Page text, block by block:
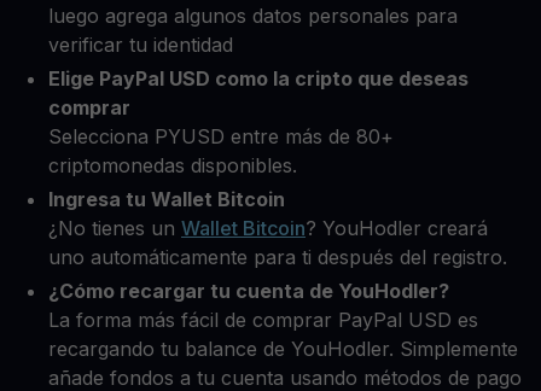
luego agrega algunos datos personales para
verificar tu identidad
Elige PayPal USD como la cripto que deseas
comprar
Selecciona PYUSD entre más de 80+
criptomonedas disponibles.
Ingresa tu Wallet Bitcoin
¿No tienes un Wallet Bitcoin? YouHodler creará
uno automáticamente para ti después del registro.
¿Cómo recargar tu cuenta de YouHodler?
La forma más fácil de comprar PayPal USD es
recargando tu balance de YouHodler. Simplemente
añade fondos a tu cuenta usando métodos de pago